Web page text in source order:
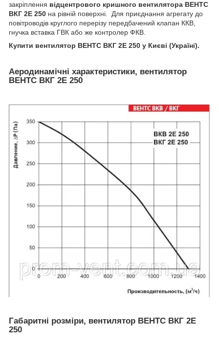
закріплення відцентрового кришного вентилятора ВЕНТС
ВКГ 2Е 250 на рівній поверхні. Для приєднання агрегату до
повітроводів круглого перерізу передбачений клапан ККВ,
гнучка вставка ГВК або же контролер ФКВ.
Купити вентилятор ВЕНТС ВКГ 2Е 250 у Києві (Україні).
Аеродинамічні характеристики, вентилятор
ВЕНТС ВКГ 2Е 250
Габаритні розміри, вентилятор ВЕНТС ВКГ 2Е
250